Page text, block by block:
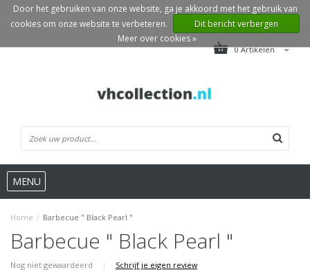
0 Artikelen
MENU
Home / Barbecue " Black Pearl "
Barbecue " Black Pearl "
Nog niet gewaardeerd | Schrijf je eigen review
Door het gebruiken van onze website, ga je akkoord met het gebruik van
cookies om onze website te verbeteren.
Dit bericht verbergen
Meer over cookies »